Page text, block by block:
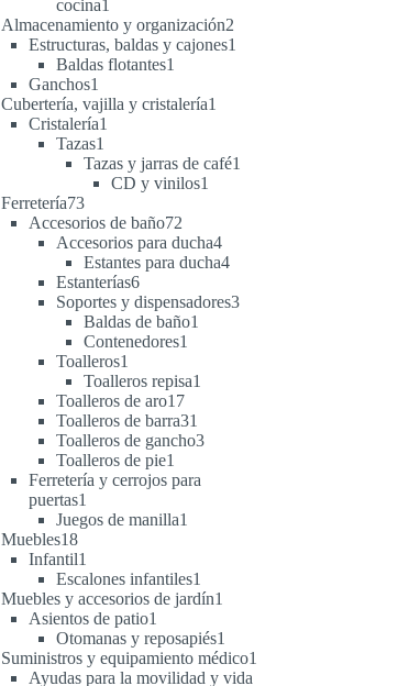
cocina1
producto
Almacenamiento y organización2
Estructuras, baldas y cajones1
Baldas flotantes1
Ganchos1
producto
Cubertería, vajilla y cristalería1
Cristalería1
Tazas1
producto
Tazas y jarras de café1
CD y vinilos1
Ferretería7373
productos
Accesorios de baño72
productos
Accesorios para ducha44
productos
Estantes para ducha44
Estanterías66
productos
Soportes y dispensadores33
Baldas de baño1
Contenedores1
Toalleros1
producto
Toalleros repisa1
Toalleros de aro1717
productos
Toalleros de barra31
productos
Toalleros de gancho33
Toalleros de pie1
producto
Ferretería y cerrojos para
puertas1
producto
Juegos de manilla1
Muebles1818
productos
Infantil1
producto
Escalones infantiles1
producto
Muebles y accesorios de jardín1
Asientos de patio1
producto
Otomanas y reposapiés1
producto
Suministros y equipamiento médico1
Ayudas para la movilidad y vida